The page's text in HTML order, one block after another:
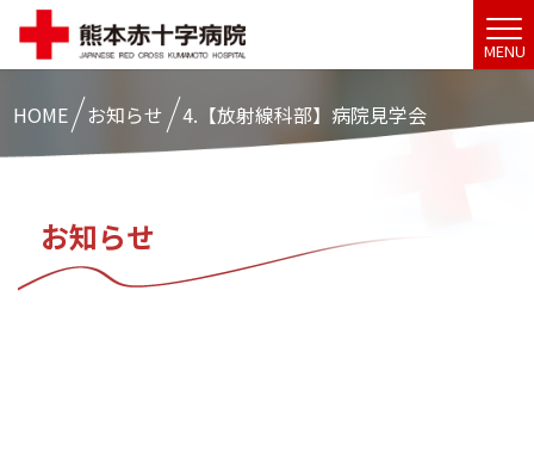
MENU
HOME お知らせ 4.【放射線科部】病院見学会
お知らせ